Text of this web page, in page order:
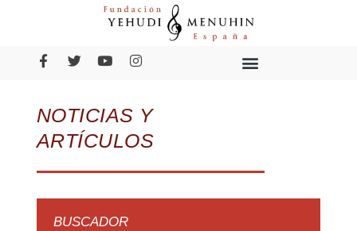
NOTICIAS Y
ARTÍCULOS
BUSCADOR